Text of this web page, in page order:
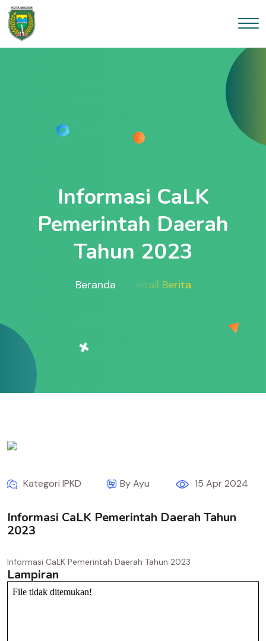
Informasi CaLK
Pemerintah Daerah
Tahun 2023
Beranda Detail Berita
Kategori IPKD By Ayu 15 Apr 2024
Informasi CaLK Pemerintah Daerah Tahun
2023
Informasi CaLK Pemerintah Daerah Tahun 2023
Lampiran